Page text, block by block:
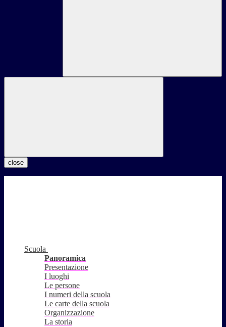
close
Scuola
Panoramica
Presentazione
I luoghi
Le persone
I numeri della scuola
Le carte della scuola
Organizzazione
La storia